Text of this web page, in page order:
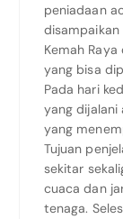
peniadaan
disampaikan
Kemah
yang bisa
Pada hari
yang dijalani
yang
Tujuan
sekitar
cuaca dan
tenaga.